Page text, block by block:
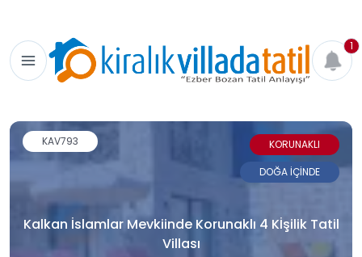
1
Kalkan İslamlar Mevkiinde Korunaklı 4 Kİşilik Tatil
Villası
KAV793
KORUNAKLI
DOĞA İÇİNDE